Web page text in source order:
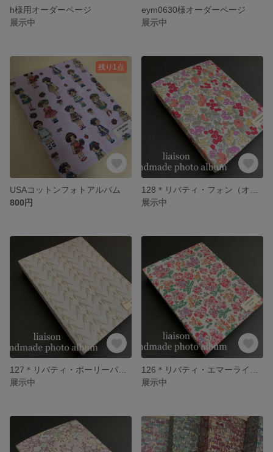
h様用オーダーページ
展示中
eym0630様オーダーページ
展示中
残り1点
USAコットンフォトアルバム
800円
展示中
展示中
展示中